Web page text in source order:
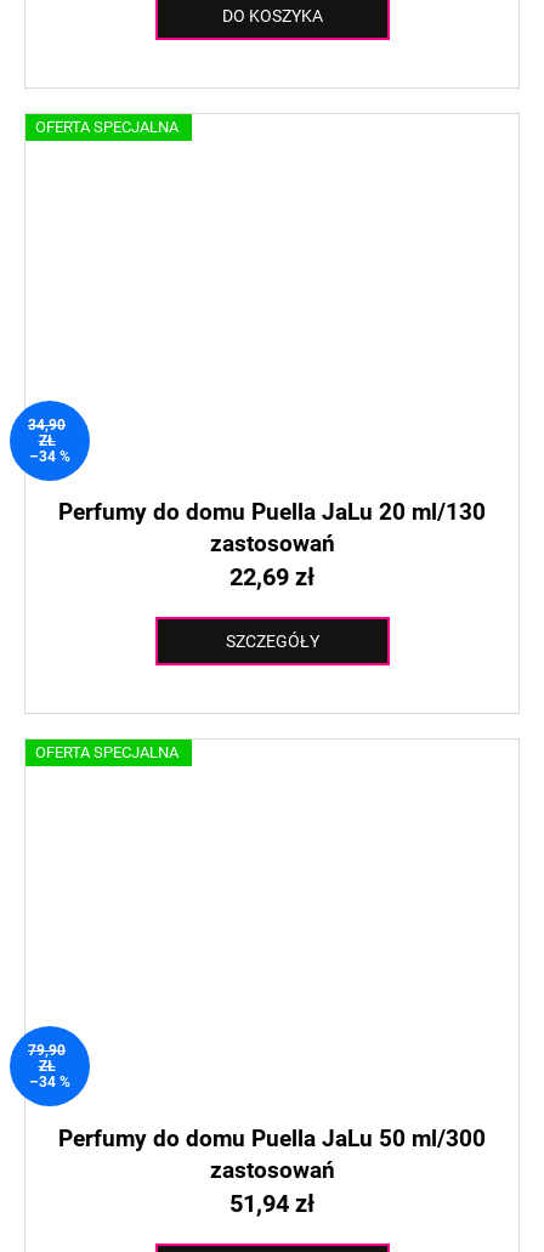
DO KOSZYKA
OFERTA SPECJALNA
34,90
ZŁ
–34 %
Perfumy do domu Puella JaLu 20 ml/130
zastosowań
22,69 zł
SZCZEGÓŁY
OFERTA SPECJALNA
79,90
ZŁ
–34 %
Perfumy do domu Puella JaLu 50 ml/300
zastosowań
51,94 zł